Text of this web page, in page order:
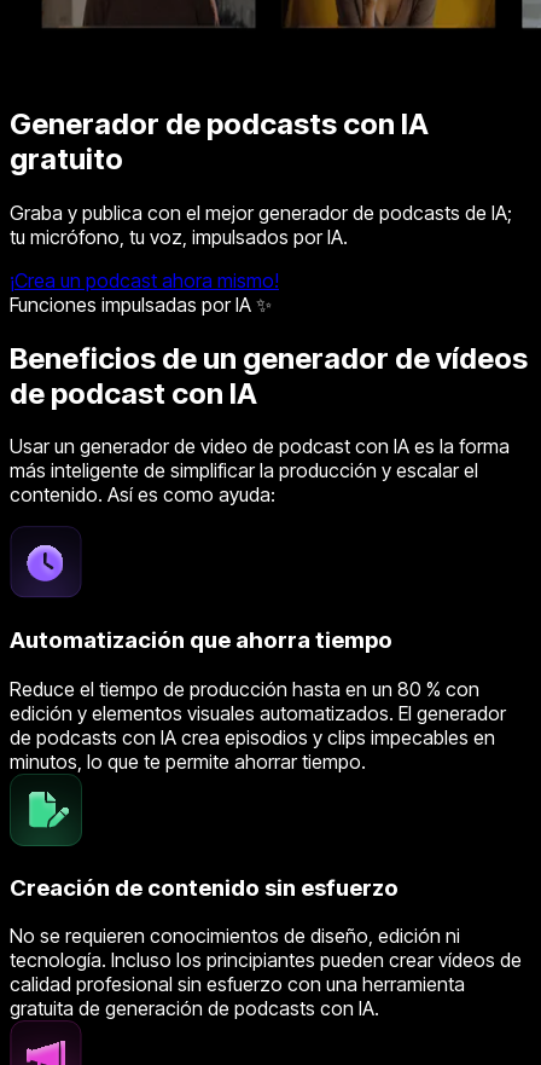
Generador de podcasts con IA
gratuito
Graba y publica con el mejor generador de podcasts de IA;
tu micrófono, tu voz, impulsados por IA.
¡Crea un podcast ahora mismo!
Funciones impulsadas por IA ✨
Beneficios de un generador de vídeos
de podcast con IA
Usar un generador de video de podcast con IA es la forma
más inteligente de simplificar la producción y escalar el
contenido. Así es como ayuda:
Automatización que ahorra tiempo
Reduce el tiempo de producción hasta en un 80 % con
edición y elementos visuales automatizados. El generador
de podcasts con IA crea episodios y clips impecables en
minutos, lo que te permite ahorrar tiempo.
Creación de contenido sin esfuerzo
No se requieren conocimientos de diseño, edición ni
tecnología. Incluso los principiantes pueden crear vídeos de
calidad profesional sin esfuerzo con una herramienta
gratuita de generación de podcasts con IA.